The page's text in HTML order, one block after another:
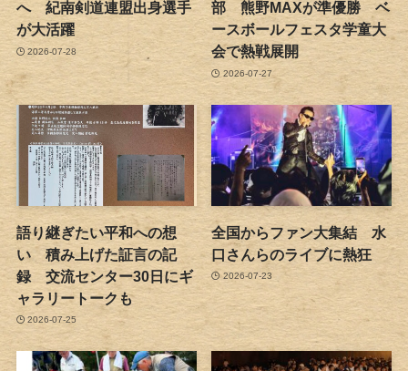
へ 紀南剣道連盟出身選手
が大活躍
2026-07-28
部 熊野MAXが準優勝 ベ
ースボールフェスタ学童大
会で熱戦展開
2026-07-27
語り継ぎたい平和への想
い 積み上げた証言の記
録 交流センター30日にギ
ャラリートークも
2026-07-25
全国からファン大集結 水
口さんらのライブに熱狂
2026-07-23